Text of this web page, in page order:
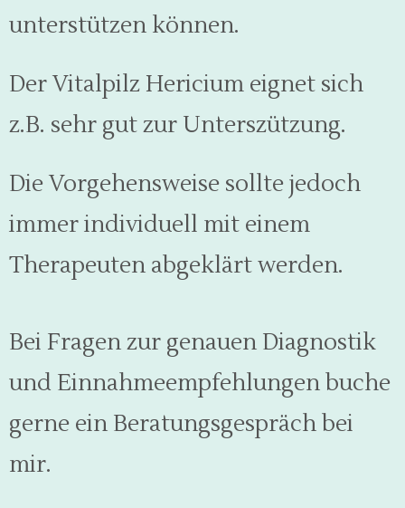
unterstützen können.
Der Vitalpilz Hericium eignet sich
z.B. sehr gut zur Unterszützung.
Die Vorgehensweise sollte jedoch
immer individuell mit einem
Therapeuten abgeklärt werden.
Bei Fragen zur genauen Diagnostik
und Einnahmeempfehlungen buche
gerne ein Beratungsgespräch bei
mir.